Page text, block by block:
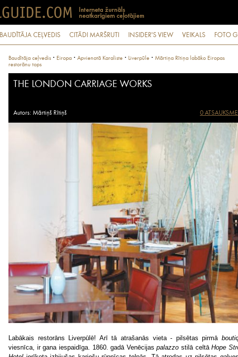
BAUDĪTĀJA CEĻVEDIS CITĀDI MARŠRUTI INSIDER'S VIEW VEIKALS FOTO
Baudītāja ceļvedis · Eiropa · Apvienotā Karaliste · Liverpūle · Mārtiņa Rītiņa labāko Eiropas
restorānu tops
THE LONDON CARRIAGE WORKS
Autors: Mārtiņš Rītiņš 0
Labākais restorāns Liverpūlē! Arī tā atrašanās vieta - pilsētas pirmā
viesnīca, ir gana iespaidīga. 1860. gadā Venēcijaspalazzo stilā celtāHope